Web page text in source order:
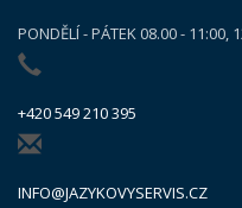
PONDĚLÍ - PÁTEK 08.00 - 11:00,
+420 549 210 395
INFO@JAZYKOVYSERVIS.CZ